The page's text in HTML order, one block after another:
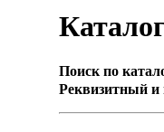
Поиск по
Реквизитный и